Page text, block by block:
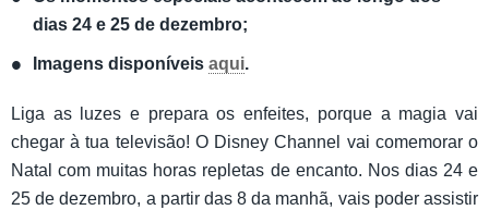
dias 24 e 25 de dezembro;
Imagens disponíveis aqui.
Liga as luzes e prepara os enfeites, porque a magia vai
chegar à tua televisão! O Disney Channel vai comemorar o
Natal com muitas horas repletas de encanto. Nos dias 24 e
25 de dezembro, a partir das 8 da manhã, vais poder assistir